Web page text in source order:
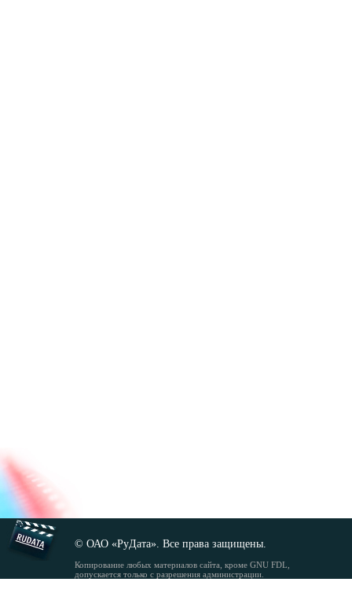
© ОАО «РуДата». Все права защищены.
Копирование любых материалов сайта, кроме GNU FDL,
допускается только с разрешения администрации.